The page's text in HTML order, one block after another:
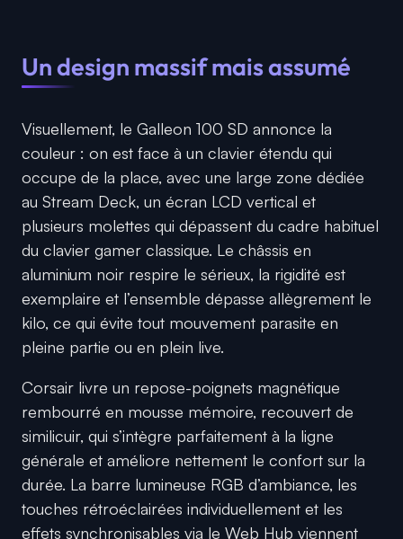
Un design massif mais assumé
Visuellement, le Galleon 100 SD annonce la
couleur : on est face à un clavier étendu qui
occupe de la place, avec une large zone dédiée
au Stream Deck, un écran LCD vertical et
plusieurs molettes qui dépassent du cadre habituel
du clavier gamer classique. Le châssis en
aluminium noir respire le sérieux, la rigidité est
exemplaire et l’ensemble dépasse allègrement le
kilo, ce qui évite tout mouvement parasite en
pleine partie ou en plein live.
Corsair livre un repose-poignets magnétique
rembourré en mousse mémoire, recouvert de
similicuir, qui s’intègre parfaitement à la ligne
générale et améliore nettement le confort sur la
durée. La barre lumineuse RGB d’ambiance, les
touches rétroéclairées individuellement et les
effets synchronisables via le Web Hub viennent